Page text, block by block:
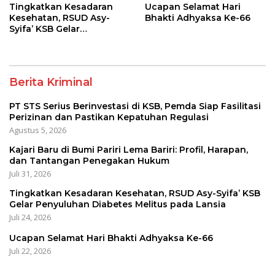
Tingkatkan Kesadaran
Kesehatan, RSUD Asy-
Syifa’ KSB Gelar
Ucapan Selamat Hari
Bhakti Adhyaksa Ke-66
Berita Kriminal
PT STS Serius Berinvestasi di KSB, Pemda Siap Fasilitasi
Perizinan dan Pastikan Kepatuhan Regulasi
Agustus 5, 2026
Kajari Baru di Bumi Pariri Lema Bariri: Profil, Harapan,
dan Tantangan Penegakan Hukum
Juli 31, 2026
Tingkatkan Kesadaran Kesehatan, RSUD Asy-Syifa’ KSB
Gelar Penyuluhan Diabetes Melitus pada Lansia
Juli 24, 2026
Ucapan Selamat Hari Bhakti Adhyaksa Ke-66
Juli 22, 2026